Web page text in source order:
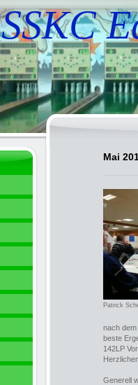
SSKC
Mai
Patrick
nach
beste
142LP
Generell